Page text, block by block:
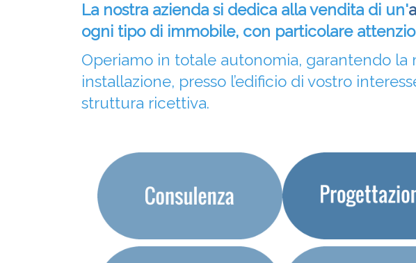
La nostra azienda si dedica alla vendita di un'
ogni tipo di immobile, con particolare
Operiamo in totale autonomia, garantendo la
installazione, presso l’edificio di vostro
struttura ricettiva.